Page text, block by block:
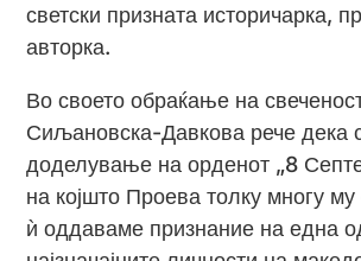
светски призната историчарка,
авторка.
Во своето обраќање на
Сиљановска-Давкова рече дека
доделување на орденот „8
на којшто Проева толку многу
ѝ оддаваме признание на една